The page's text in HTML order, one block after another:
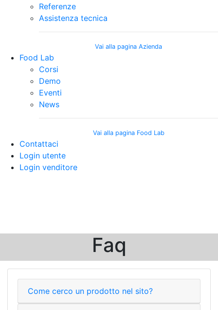
Referenze
Assistenza tecnica
Vai alla pagina Azienda
Food Lab
Corsi
Demo
Eventi
News
Vai alla pagina Food Lab
Contattaci
Login utente
Login venditore
Faq
Come cerco un prodotto nel sito?